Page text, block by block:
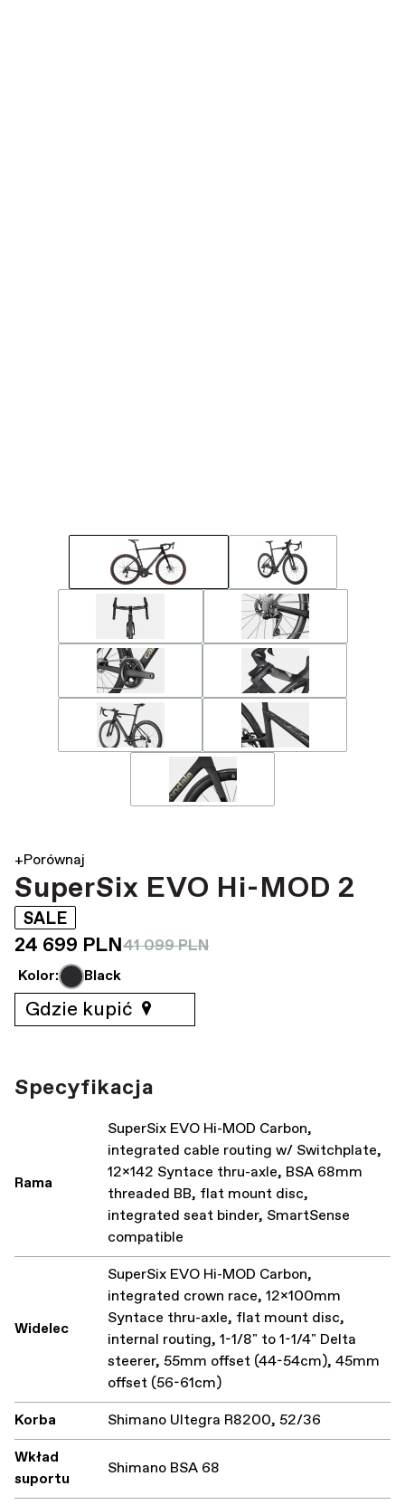
+Porównaj
SuperSix EVO Hi-MOD 2
SALE
24 699 PLN41 099 PLN
Kolor: Black
Gdzie kupić
Specyfikacja
Rama
SuperSix EVO Hi-MOD Carbon,
integrated cable routing w/ Switchplate,
12x142 Syntace thru-axle, BSA 68mm
threaded BB, flat mount disc,
integrated seat binder, SmartSense
compatible
Widelec
SuperSix EVO Hi-MOD Carbon,
integrated crown race, 12x100mm
Syntace thru-axle, flat mount disc,
internal routing, 1-1/8" to 1-1/4" Delta
steerer, 55mm offset (44-54cm), 45mm
offset (56-61cm)
Korba
Shimano Ultegra R8200, 52/36
Wkład
suportu
Shimano BSA 68